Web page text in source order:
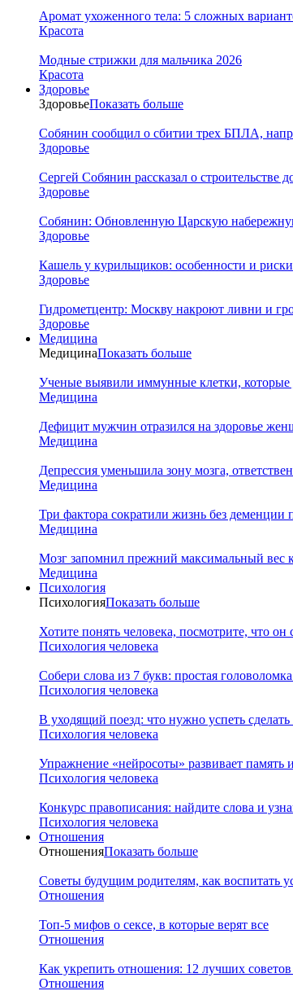
Аромат ухоженного тела: 5 сложных
Красота
Модные стрижки для мальчика 2026
Красота
Здоровье
ЗдоровьеПоказать больше
Собянин сообщил о сбитии трех БПЛА,
Здоровье
Сергей Собянин рассказал о строительстве
Здоровье
Собянин: Обновленную Царскую
Здоровье
Кашель у курильщиков: особенности и риски
Здоровье
Гидрометцентр: Москву накроют ливни и
Здоровье
Медицина
МедицинаПоказать больше
Ученые выявили иммунные клетки,
Медицина
Дефицит мужчин отразился на здоровье
Медицина
Депрессия уменьшила зону мозга,
Медицина
Три фактора сократили жизнь без деменции
Медицина
Мозг запомнил прежний максимальный вес
Медицина
Психология
ПсихологияПоказать больше
Хотите понять человека, посмотрите, что
Психология человека
Собери слова из 7 букв: простая
Психология человека
В уходящий поезд: что нужно успеть сделать
Психология человека
Упражнение «нейросоты» развивает память
Психология человека
Конкурс правописания: найдите слова и
Психология человека
Отношения
ОтношенияПоказать больше
Советы будущим родителям, как воспитать
Отношения
Топ-5 мифов о сексе, в которые верят все
Отношения
Как укрепить отношения: 12 лучших советов
Отношения